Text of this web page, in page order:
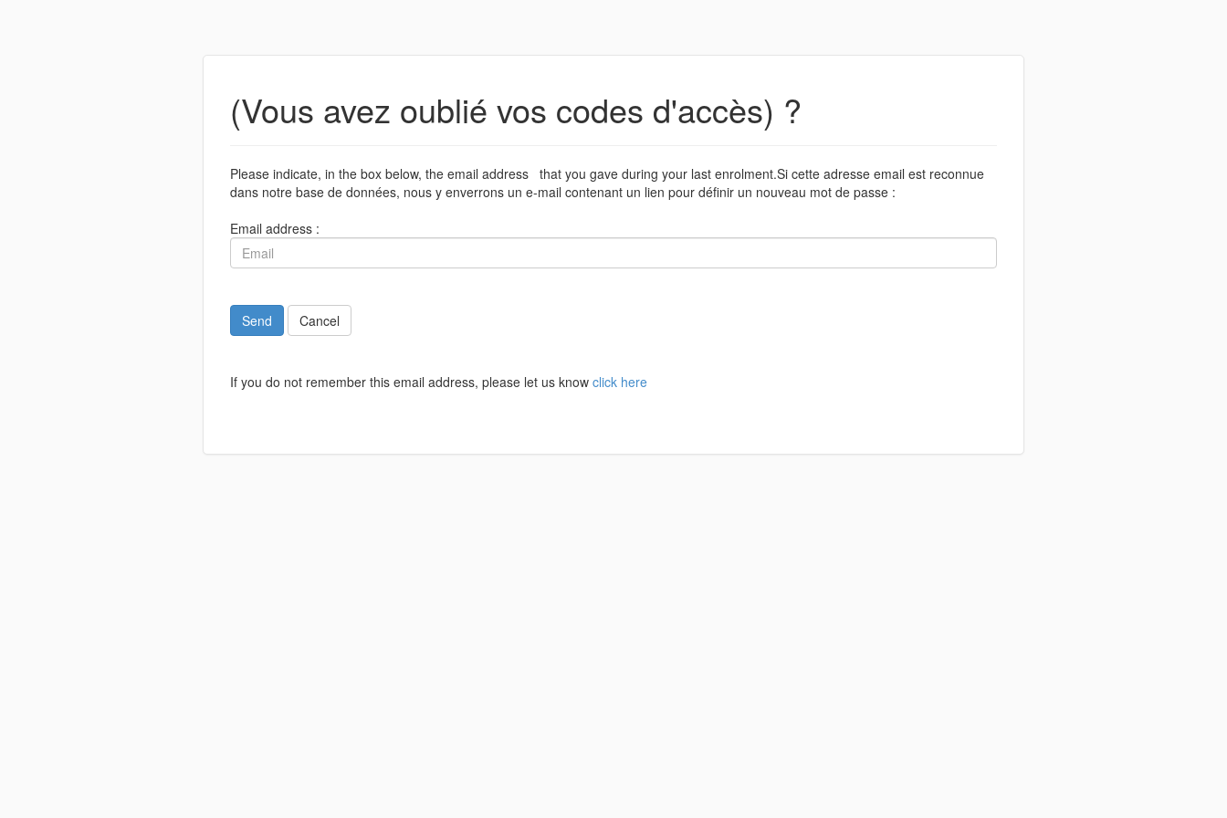
(Vous avez oublié vos codes d'accès) ?
Please indicate, in the box below, the email address that you gave during your last enrolment.Si cette adresse email est reconnue
dans notre base de données, nous y enverrons un e-mail contenant un lien pour définir un nouveau mot de passe :
Email address :
Send Cancel
If you do not remember this email address, please let us know click here